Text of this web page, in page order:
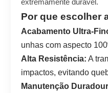
Por que escolher
Acabamento Ultra-
unhas com aspecto
Alta Resistência: A
impactos, evitando
Manutenção